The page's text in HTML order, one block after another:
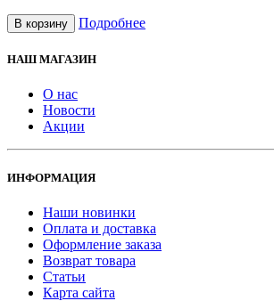
В корзину Подробнее
НАШ МАГАЗИН
О нас
Новости
Акции
ИНФОРМАЦИЯ
Наши новинки
Оплата и доставка
Оформление заказа
Возврат товара
Статьи
Карта сайта